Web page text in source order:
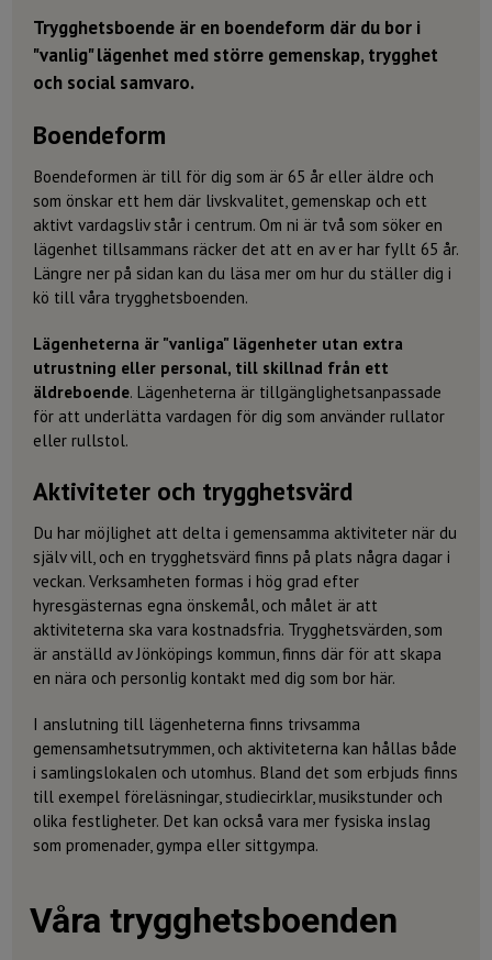
Trygghetsboende är en boendeform där du bor i
"vanlig" lägenhet med större gemenskap, trygghet
och social samvaro.
Boendeform
Boendeformen är till för dig som är 65 år eller äldre och
som önskar ett hem där livskvalitet, gemenskap och ett
aktivt vardagsliv står i centrum. Om ni är två som söker en
lägenhet tillsammans räcker det att en av er har fyllt 65 år.
Längre ner på sidan kan du läsa mer om hur du ställer dig i
kö till våra trygghetsboenden.
Lägenheterna är "vanliga" lägenheter utan extra
utrustning eller personal, till skillnad från ett
äldreboende. Lägenheterna är tillgänglighetsanpassade
för att underlätta vardagen för dig som använder rullator
eller rullstol.
Aktiviteter och trygghetsvärd
Du har möjlighet att delta i gemensamma aktiviteter när du
själv vill, och en trygghetsvärd finns på plats några dagar i
veckan. Verksamheten formas i hög grad efter
hyresgästernas egna önskemål, och målet är att
aktiviteterna ska vara kostnadsfria. Trygghetsvärden, som
är anställd av Jönköpings kommun, finns där för att skapa
en nära och personlig kontakt med dig som bor här.
I anslutning till lägenheterna finns trivsamma
gemensamhetsutrymmen, och aktiviteterna kan hållas både
i samlingslokalen och utomhus. Bland det som erbjuds finns
till exempel föreläsningar, studiecirklar, musikstunder och
olika festligheter. Det kan också vara mer fysiska inslag
som promenader, gympa eller sittgympa.
Våra trygghetsboenden